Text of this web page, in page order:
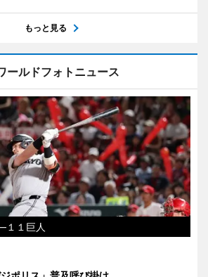
もっと見る
ールドフォトニュース
１１巨人